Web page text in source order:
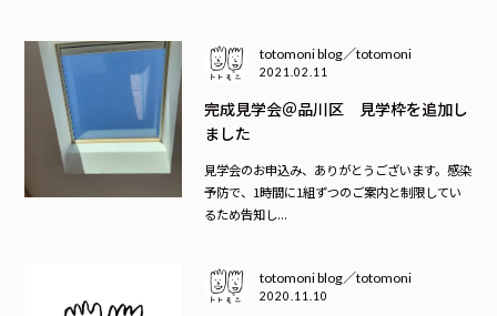
totomoni blog／totomoni
2021.02.11
完成見学会＠品川区 見学枠を追加し
ました
見学会のお申込み、ありがとうございます。感染
予防で、1時間に1組ずつのご案内と制限してい
るため告知し...
totomoni blog／totomoni
2020.11.10